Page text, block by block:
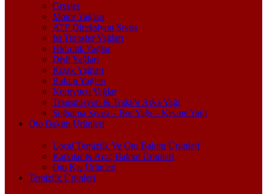
Gresler
Motor Yağları
ATF Direksiyon Sıvısı
Isı Transfer Yağları
Hidrolik Yağlar
Dişli Yağları
Kızak Yağları
Bakım Yağları
Koruyucu Yağlar
Transmisyon & Traktör Arka Yağı
Soğutma Sıvısı – Bor Yağı – Kesme Yağı
Oto Bakım Ürünleri
Local Temizlik Ve Oto Bakım Ürünleri
Katkılar & Araç Bakım Ürünleri
Oto Kış Ürünleri
Temizlik Ürünleri